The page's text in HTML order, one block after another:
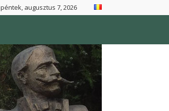
péntek, augusztus 7, 2026